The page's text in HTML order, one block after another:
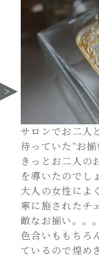
サロンでお二人
待っていた”お
きっとお二人の
を導いたのでし
大人の女性によ
寧に施されたチ
敵なお揃い。。
色合いももちろ
ているので煌め